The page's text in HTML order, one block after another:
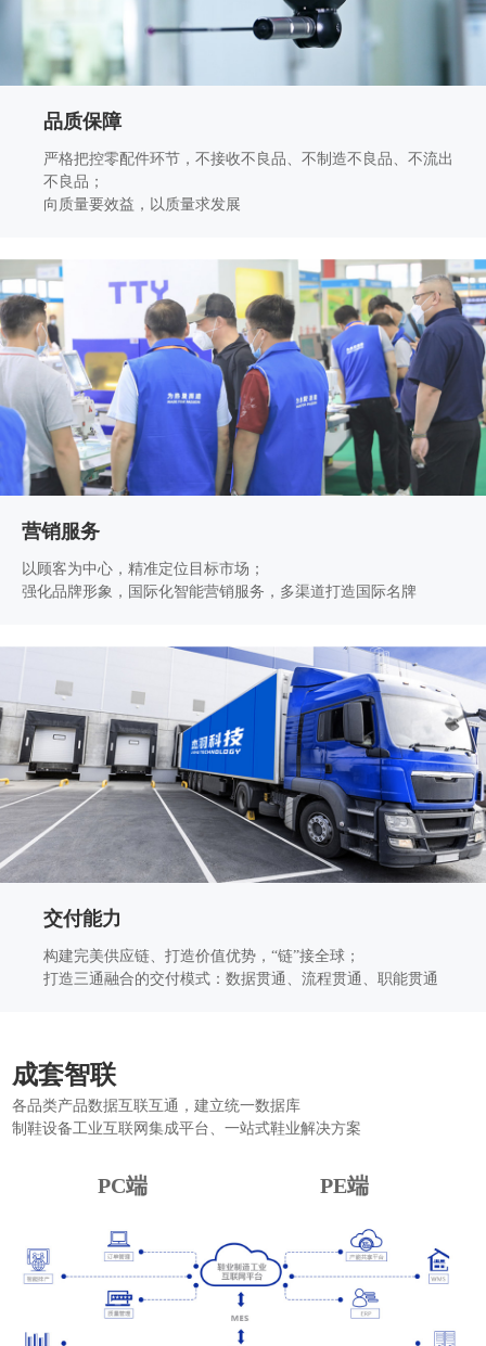
品质保障
严格把控零配件环节，不接收不良品、不制造不良品、不流出
不良品；
向质量要效益，以质量求发展
营销服务
以顾客为中心，精准定位目标市场；
强化品牌形象，国际化智能营销服务，多渠道打造国际名牌
交付能力
构建完美供应链、打造价值优势，“链”接全球；
打造三通融合的交付模式：数据贯通、流程贯通、职能贯通
成套智联
各品类产品数据互联互通，建立统一数据库
制鞋设备工业互联网集成平台、一站式鞋业解决方案
PC端 PE端